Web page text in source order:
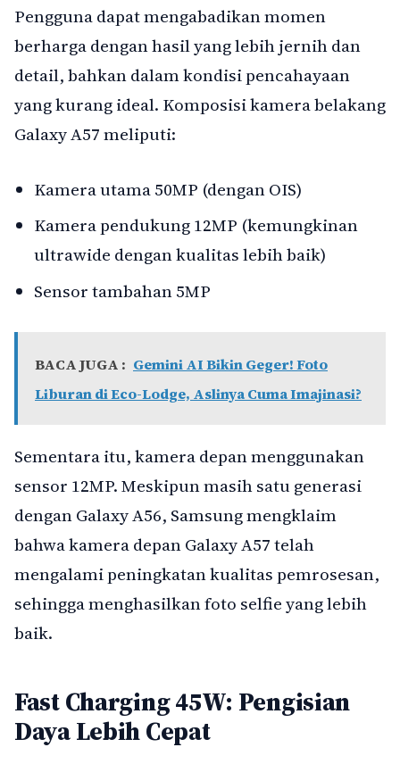
Pengguna dapat mengabadikan momen
berharga dengan hasil yang lebih jernih dan
detail, bahkan dalam kondisi pencahayaan
yang kurang ideal. Komposisi kamera belakang
Galaxy A57 meliputi:
Kamera utama 50MP (dengan OIS)
Kamera pendukung 12MP (kemungkinan
ultrawide dengan kualitas lebih baik)
Sensor tambahan 5MP
BACA JUGA : Gemini AI Bikin Geger! Foto
Liburan di Eco-Lodge, Aslinya Cuma Imajinasi?
Sementara itu, kamera depan menggunakan
sensor 12MP. Meskipun masih satu generasi
dengan Galaxy A56, Samsung mengklaim
bahwa kamera depan Galaxy A57 telah
mengalami peningkatan kualitas pemrosesan,
sehingga menghasilkan foto selfie yang lebih
baik.
Fast Charging 45W: Pengisian
Daya Lebih Cepat